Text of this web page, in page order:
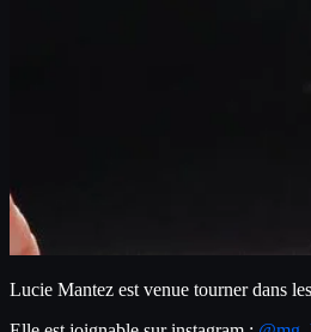
Lucie Mantez est venue tourner dans